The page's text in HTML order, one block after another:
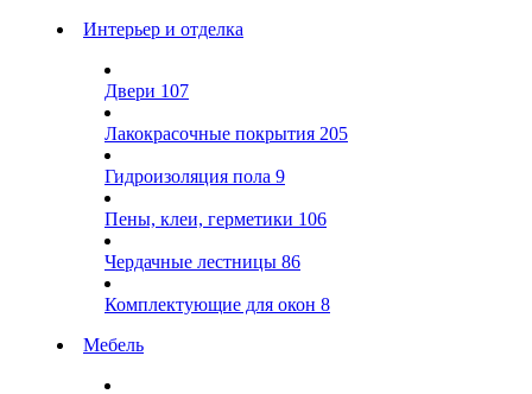
Интерьер и отделка
Двери 107
Лакокрасочные покрытия 205
Гидроизоляция пола 9
Пены, клеи, герметики 106
Чердачные лестницы 86
Комплектующие для окон 8
Мебель